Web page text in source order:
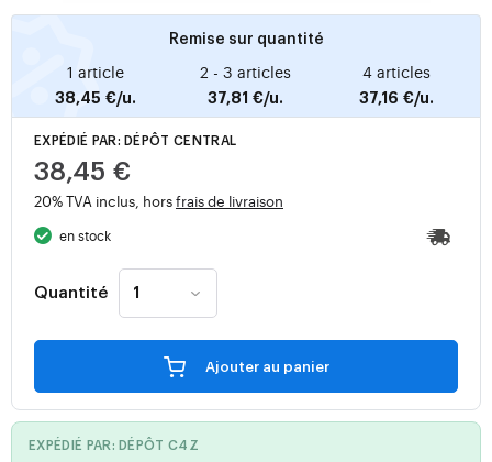
Remise sur quantité
1 article
38,45 €/u.
2 - 3 articles
37,81 €/u.
4 articles
37,16 €/u.
EXPÉDIÉ PAR: DÉPÔT CENTRAL
38,45 €
20% TVA inclus, horsfrais de livraison
en stock
Quantité
Ajouter au panier
EXPÉDIÉ PAR: DÉPÔT C4Z